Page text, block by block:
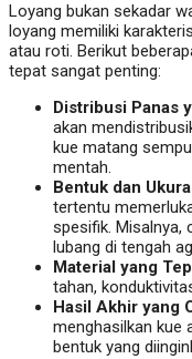
Loyang bukan sekadar
loyang memiliki
atau roti. Berikut
tepat sangat penting:
Distribusi Panas
akan
kue matang
mentah.
Bentuk dan
tertentu
spesifik. Misalnya,
lubang di tengah
Material yang
tahan,
Hasil Akhir yang
menghasilkan kue
bentuk yang